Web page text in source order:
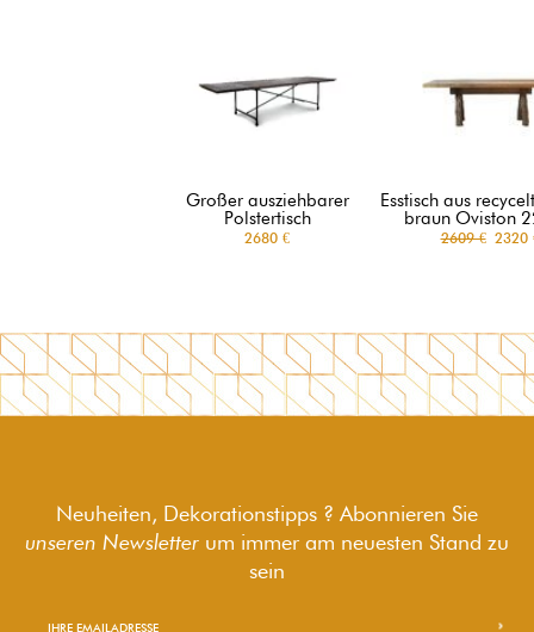
Großer ausziehbarer
Polstertisch
2680 €
Esstisch aus
braun Oviston
2609 €2320
Neuheiten, Dekorationstipps ? Abonnieren Sie
unseren Newsletter um immer am neuesten Stand zu
sein